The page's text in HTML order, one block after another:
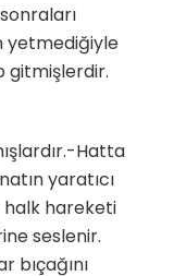
yetmediğiyle
gitmişlerdir.
Hatta
yaratıcı
halk hareketi
seslenir.
bıçağını